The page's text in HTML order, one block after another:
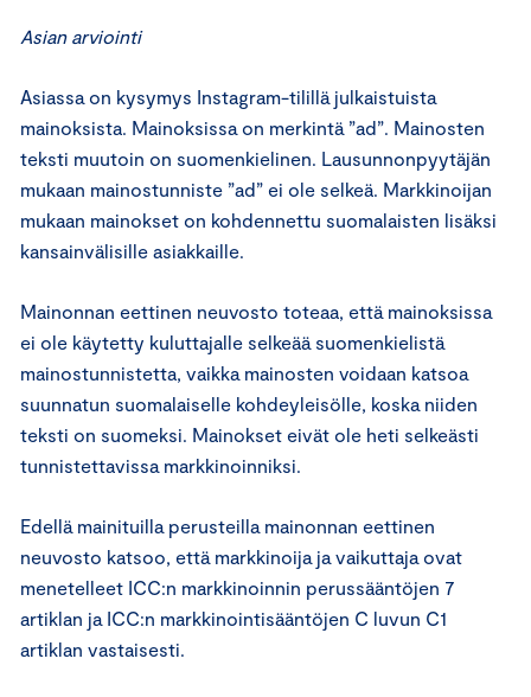
Asian arviointi
Asiassa on kysymys Instagram-tilillä julkaistuista
mainoksista. Mainoksissa on merkintä ”ad”. Mainosten
teksti muutoin on suomenkielinen. Lausunnonpyytäjän
mukaan mainostunniste ”ad” ei ole selkeä. Markkinoijan
mukaan mainokset on kohdennettu suomalaisten lisäksi
kansainvälisille asiakkaille.
Mainonnan eettinen neuvosto toteaa, että mainoksissa
ei ole käytetty kuluttajalle selkeää suomenkielistä
mainostunnistetta, vaikka mainosten voidaan katsoa
suunnatun suomalaiselle kohdeyleisölle, koska niiden
teksti on suomeksi. Mainokset eivät ole heti selkeästi
tunnistettavissa markkinoinniksi.
Edellä mainituilla perusteilla mainonnan eettinen
neuvosto katsoo, että markkinoija ja vaikuttaja ovat
menetelleet ICC:n markkinoinnin perussääntöjen 7
artiklan ja ICC:n markkinointisääntöjen C luvun C1
artiklan vastaisesti.